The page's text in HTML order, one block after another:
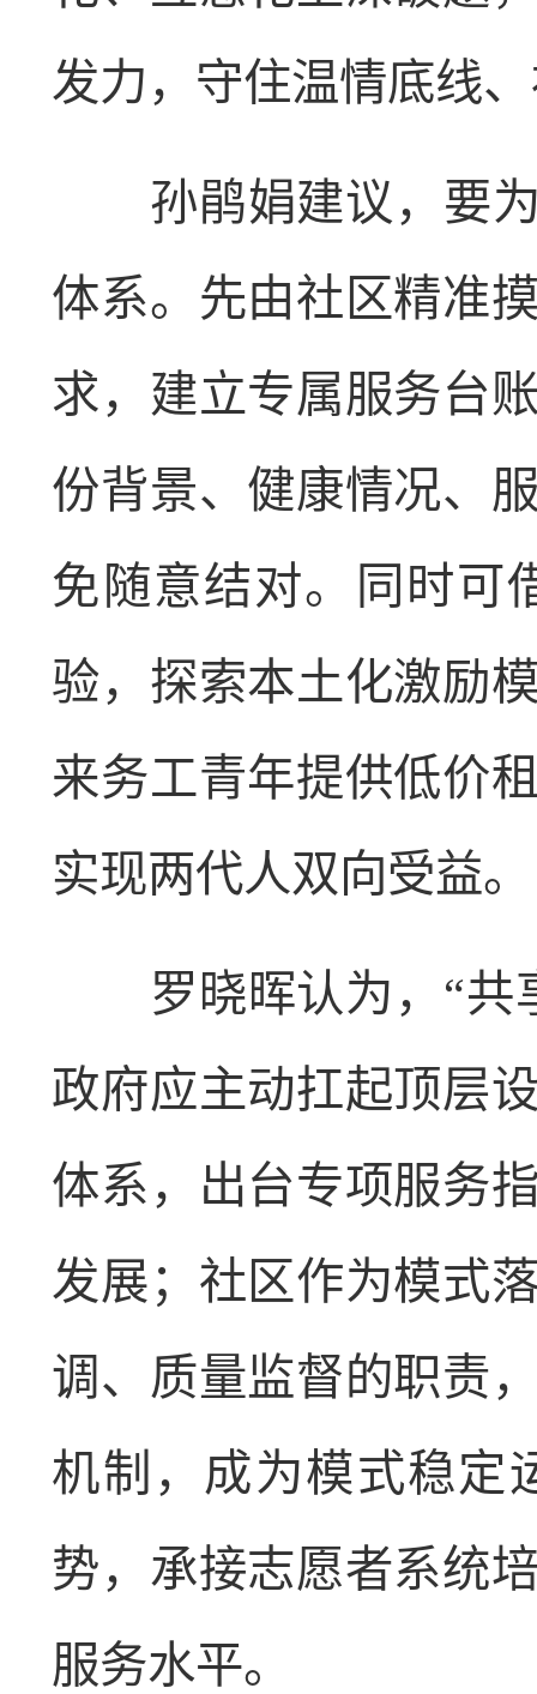
发力，守住温情底线
孙鹃娟建议，要为
体系。先由社区精准
求，建立专属服务台
份背景、健康情况、
免随意结对。同时可
验，探索本土化激励
来务工青年提供低价
实现两代人双向受益。
罗晓晖认为，“共
政府应主动扛起顶层
体系，出台专项服务
发展；社区作为模式
调、质量监督的职责
机制，成为模式稳定
势，承接志愿者系统
服务水平。